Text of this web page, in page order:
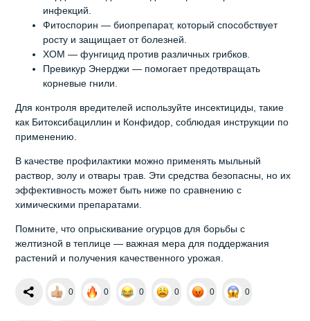
инфекций.
Фитоспорин — биопрепарат, который способствует
росту и защищает от болезней.
ХОМ — фунгицид против различных грибков.
Превикур Энерджи — помогает предотвращать
корневые гнили.
Для контроля вредителей используйте инсектициды, такие
как Битоксибациллин и Конфидор, соблюдая инструкции по
применению.
В качестве профилактики можно применять мыльный
раствор, золу и отвары трав. Эти средства безопасны, но их
эффективность может быть ниже по сравнению с
химическими препаратами.
Помните, что опрыскивание огурцов для борьбы с
желтизной в теплице — важная мера для поддержания
растений и получения качественного урожая.
0 0 0 0 0 0